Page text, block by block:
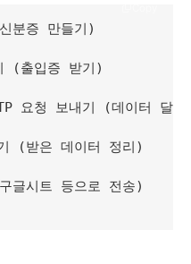
분증 만들기)
(출입증 받기)
요청 보내기 (데이터 달
(받은 데이터 정리)
글시트 등으로 전송)